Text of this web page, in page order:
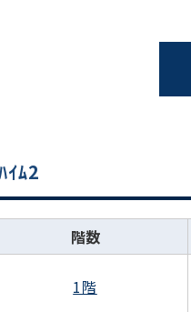
ｲﾑ2
階数
1階